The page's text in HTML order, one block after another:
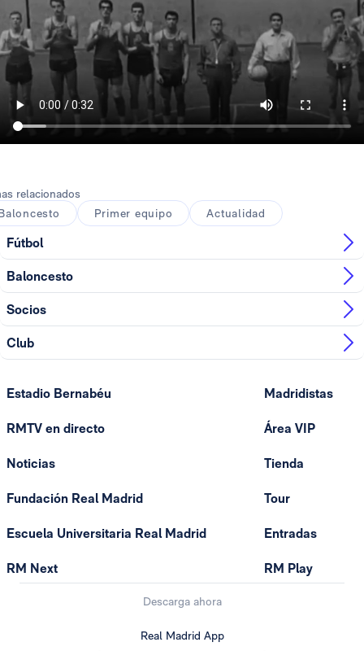
relacionados
Primer equipo Actualidad
Fútbol
Baloncesto
Socios
Club
Estadio Bernabéu
RMTV en directo
Noticias
Fundación Real Madrid
Escuela Universitaria Real Madrid
RM Next
Madridistas
Área VIP
Tienda
Tour
Entradas
RM Play
Descarga ahora
Real Madrid App